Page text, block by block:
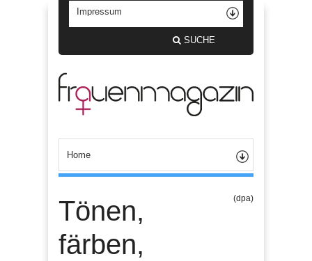
SUCHE
Tönen,
färben,
(dpa)